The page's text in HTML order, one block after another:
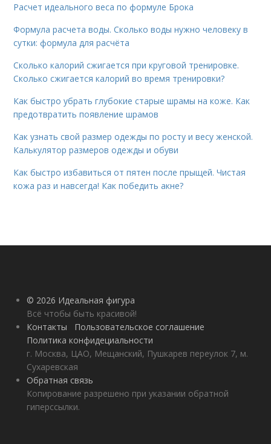
Расчет идеального веса по формуле Брока
Формула расчета воды. Сколько воды нужно человеку в
сутки: формула для расчёта
Сколько калорий сжигается при круговой тренировке.
Сколько сжигается калорий во время тренировки?
Как быстро убрать глубокие старые шрамы на коже. Как
предотвратить появление шрамов
Как узнать свой размер одежды по росту и весу женской.
Калькулятор размеров одежды и обуви
Как быстро избавиться от пятен после прыщей. Чистая
кожа раз и навсегда! Как победить акне?
© 2026 Идеальная фигура
Всё чтобы быть красивой!
Контакты
Пользовательское соглашение
Политика конфидециальности
г. Москва, ЦАО, Мещанский, Пушкарев переулок 7, м.
Сухаревская
Обратная связь
Копирование разрешено при указании обратной
гиперссылки.